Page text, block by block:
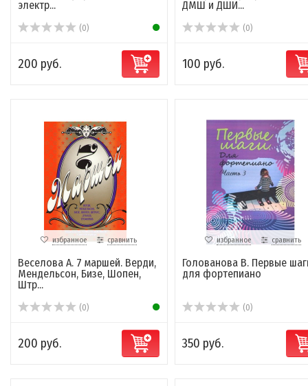
электр...
(0)
200 руб.
ДМШ и ДШИ...
(0)
100 руб.
избранное сравнить
Веселова А. 7 маршей. Верди,
Мендельсон, Бизе, Шопен,
Штр...
(0)
200 руб.
избранное сравнить
Голованова В. Первые
для фортепиано
(0)
350 руб.